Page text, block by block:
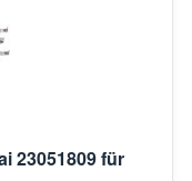
23051809 für